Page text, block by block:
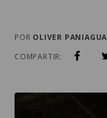
POR OLIVER PANIAGUA
COMPARTIR: